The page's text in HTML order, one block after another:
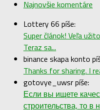
Najnovšie komentáre
Lottery 66 píše:
Super článok! Veľa
Teraz sa...
binance skapa konto
Thanks for sharing. I
gotovye_uwsr píše:
Если вы ищете
строительства, то в